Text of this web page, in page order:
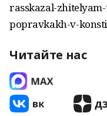
rasskazal-
popravkakh-v-
Читайте нас